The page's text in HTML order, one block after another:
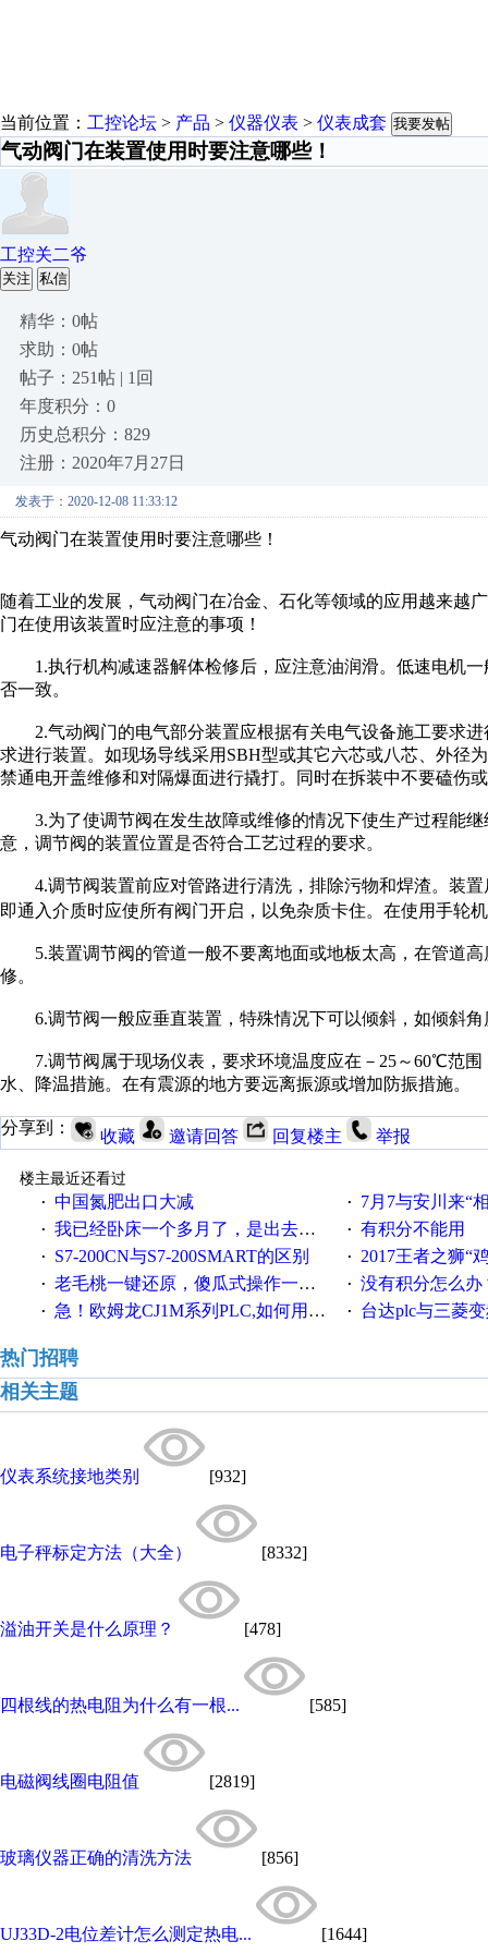
当前位置： 工控论坛 > 产品 > 仪器仪表 > 仪表成套 我要发帖
气动阀门在装置使用时要注意哪些！
工控关二爷
关注 私信
精华：0帖
求助：0帖
帖子：251帖 | 1回
年度积分：0
历史总积分：829
注册：2020年7月27日
发表于：2020-12-08 11:33:12
气动阀门在装置使用时要注意哪些！
随着工业的发展，气动阀门在冶金、石化等领域的应用越来越
门在使用该装置时应注意的事项！
1.执行机构减速器解体检修后，应注意油润滑。低速电机一
否一致。
2.气动阀门的电气部分装置应根据有关电气设备施工要求进
求进行装置。如现场导线采用SBH型或其它六芯或八芯、外径
禁通电开盖维修和对隔爆面进行撬打。同时在拆装中不要磕伤
3.为了使调节阀在发生故障或维修的情况下使生产过程能继
意，调节阀的装置位置是否符合工艺过程的要求。
4.调节阀装置前应对管路进行清洗，排除污物和焊渣。装置
即通入介质时应使所有阀门开启，以免杂质卡住。在使用手轮
5.装置调节阀的管道一般不要离地面或地板太高，在管道高
修。
6.调节阀一般应垂直装置，特殊情况下可以倾斜，如倾斜角
7.调节阀属于现场仪表，要求环境温度应在－25～60℃范围
水、降温措施。在有震源的地方要远离振源或增加防振措施。
分享到： 收藏 邀请回答 回复楼主 举报
楼主最近还看过
· 中国氮肥出口大减 · 7月7与安川来“
· 我已经卧床一个多月了，是出去安装机械手在高速遭遇车祸所致:大家工作都要特别注意啊 · 有积分不能用
· S7-200CN与S7-200SMART的区别 · 2017王者之狮“鸡”情签到
· 老毛桃一键还原，傻瓜式操作一键轻松备份还原；程序为向导式安装，一键即可实现自动备份或还原系统。 · 没有积分怎么办
· 急！欧姆龙CJ1M系列PLC,如何用时间控制变频器。要求时间在组态王中可以自由输入！拜托各位大神了！ · 台达plc与三菱
热门招聘
相关主题
仪表系统接地类别 [932]
电子秤标定方法（大全） [8332]
溢油开关是什么原理？ [478]
四根线的热电阻为什么有一根... [585]
电磁阀线圈电阻值 [2819]
玻璃仪器正确的清洗方法 [856]
UJ33D-2电位差计怎么测定热电... [1644]